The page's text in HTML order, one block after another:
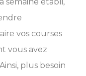
vos courses
vous avez
plus besoin